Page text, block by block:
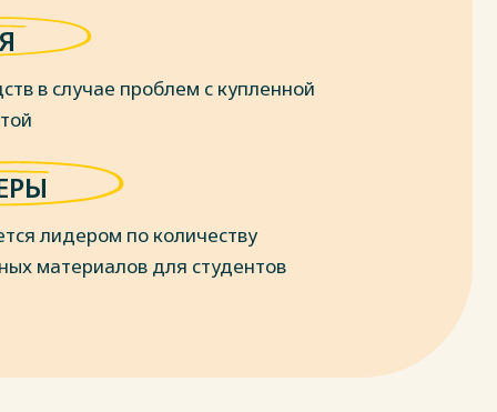
в случае проблем с купленной
лидером по количеству
материалов для студентов